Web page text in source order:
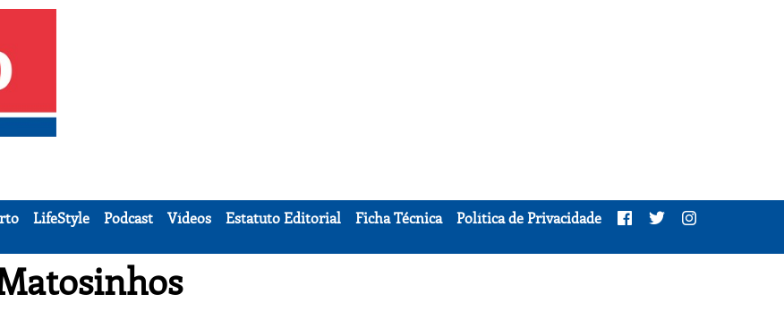
LifeStyle Podcast Vídeos Estatuto Editorial Ficha Técnica
Política de Privacidade